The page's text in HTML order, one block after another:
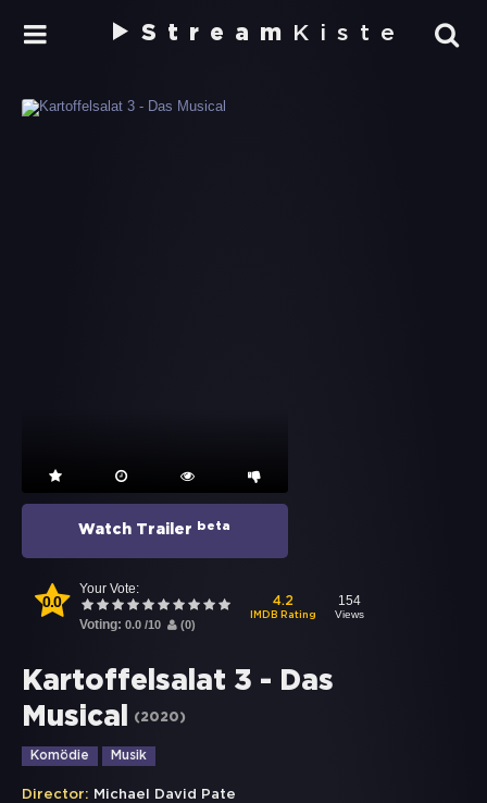
Stream Kiste
Watch Trailer beta
0.0
Your Vote:
Voting: 0.0 /10 (0)
4.2
IMDB Rating
154
Views
Kartoffelsalat 3 - Das
Musical
(2020)
Komödie Musik
Director: Michael David Pate